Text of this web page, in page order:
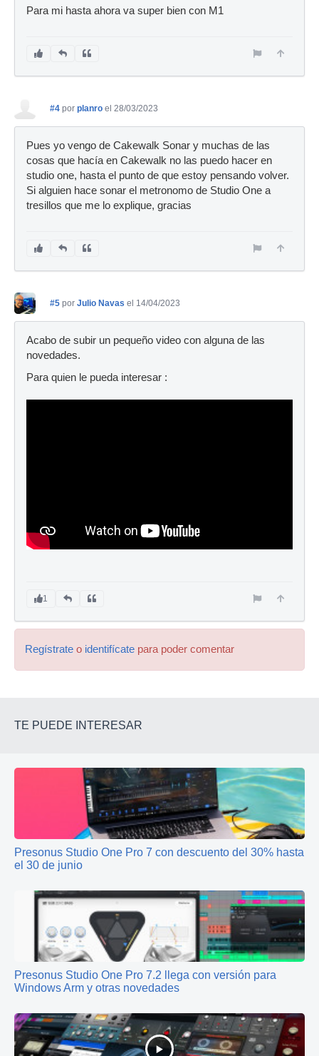
Para mi hasta ahora va super bien con M1
#4 por planro el 28/03/2023
Pues yo vengo de Cakewalk Sonar y muchas de las
cosas que hacía en Cakewalk no las puedo hacer en
studio one, hasta el punto de que estoy pensando volver.
Si alguien hace sonar el metronomo de Studio One a
tresillos que me lo explique, gracias
#5 por Julio Navas el 14/04/2023
Acabo de subir un pequeño video con alguna de las
novedades.
Para quien le pueda interesar :
1
Regístrate o identifícate para poder comentar
TE PUEDE INTERESAR
Presonus Studio One Pro 7 con descuento del 30% hasta
el 30 de junio
Presonus Studio One Pro 7.2 llega con versión para
Windows Arm y otras novedades